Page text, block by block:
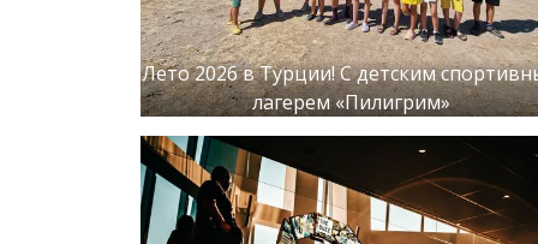
Лето 2026 в Турции! С детским
лагерем «Пилигрим»